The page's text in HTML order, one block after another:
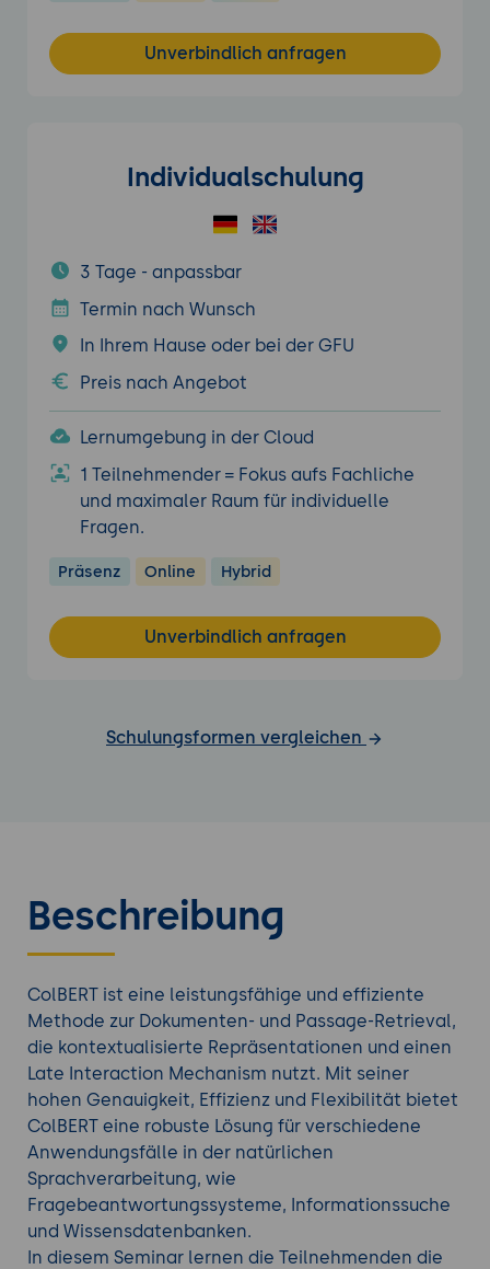
Unverbindlich anfragen
Individualschulung
3 Tage - anpassbar
Termin nach Wunsch
In Ihrem Hause oder bei der GFU
Preis nach Angebot
Lernumgebung in der Cloud
1 Teilnehmender = Fokus aufs Fachliche
und maximaler Raum für individuelle
Fragen.
Präsenz Online Hybrid
Unverbindlich anfragen
Schulungsformen vergleichen
Beschreibung
ColBERT ist eine leistungsfähige und effiziente
Methode zur Dokumenten- und Passage-Retrieval,
die kontextualisierte Repräsentationen und einen
Late Interaction Mechanism nutzt. Mit seiner
hohen Genauigkeit, Effizienz und Flexibilität bietet
ColBERT eine robuste Lösung für verschiedene
Anwendungsfälle in der natürlichen
Sprachverarbeitung, wie
Fragebeantwortungssysteme, Informationssuche
und Wissensdatenbanken.
In diesem Seminar lernen die Teilnehmenden die